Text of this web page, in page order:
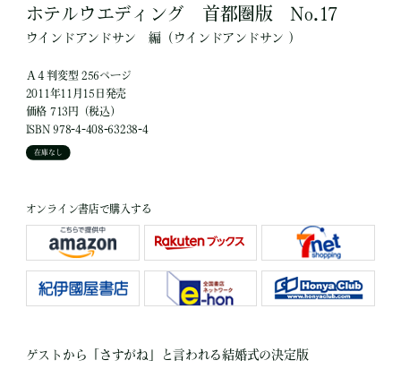
ホテルウエディング 首都圏版 No.17
ウインドアンドサン 編（ウインドアンドサン ）
Ａ４判変型 256ページ
2011年11月15日発売
価格 713円（税込）
ISBN 978-4-408-63238-4
在庫なし
オンライン書店で購入する
ゲストから「さすがね」と言われる結婚式の決定版